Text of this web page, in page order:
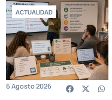
ACTUALIDAD
6 Agosto 2026